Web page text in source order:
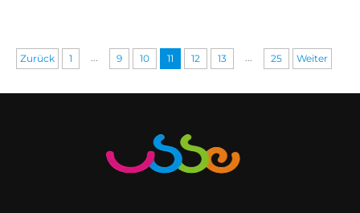
Mindestbestellmenge 5
Stück
Zurück 1 ... 9 10 11 12 13 ... 25 Weiter